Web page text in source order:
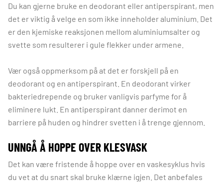
Du kan gjerne bruke en deodorant eller antiperspirant, men
det er viktig å velge en som ikke inneholder aluminium. Det
er den kjemiske reaksjonen mellom aluminiumsalter og
svette som resulterer i gule flekker under armene.
Vær også oppmerksom på at det er forskjell på en
deodorant og en antiperspirant. En deodorant virker
bakteriedrepende og bruker vanligvis parfyme for å
eliminere lukt. En antiperspirant danner derimot en
barriere på huden og hindrer svetten i å trenge gjennom.
UNNGÅ Å HOPPE OVER KLESVASK
Det kan være fristende å hoppe over en vaskesyklus hvis
du vet at du snart skal bruke klærne igjen. Det anbefales